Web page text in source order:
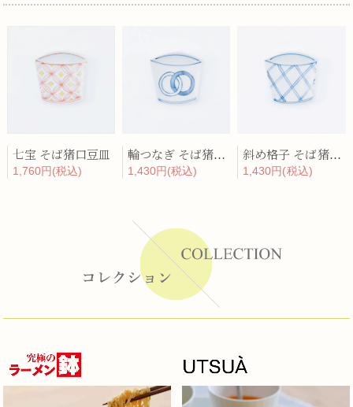
七宝 そば猪口豆皿
1,760円(税込)
輪つなぎ そば猪口豆皿
1,430円(税込)
斜め格子 そば猪口豆皿
1,430円(税込)